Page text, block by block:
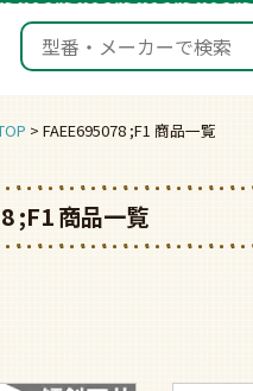
FAEE695078 ;F1 商品一覧
;F1 商品一覧